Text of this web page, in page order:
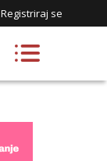
Registriraj se